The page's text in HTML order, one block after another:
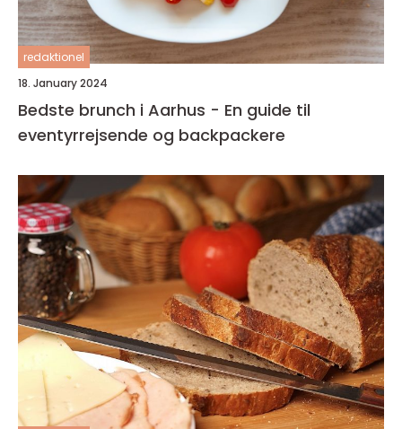
redaktionel
18. January 2024
Bedste brunch i Aarhus - En guide til
eventyrrejsende og backpackere